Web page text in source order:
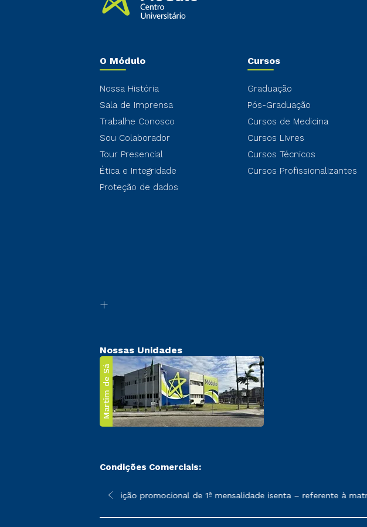
O Módulo
Nossa História
Sala de Imprensa
Trabalhe Conosco
Sou Colaborador
Tour Presencial
Ética e Integridade
Proteção de dados
Cursos
Graduação
Pós-Graduação
Cursos de Medicina
Cursos Livres
Cursos Técnicos
Cursos Profissionalizantes
Nossas Unidades
Martim de Sá
Condições Comerciais:
sofrer alterações nos períodos de rematrícula conforme exposto no contrato de
*A condição promocional de 1ª mensalidade isenta – referente à